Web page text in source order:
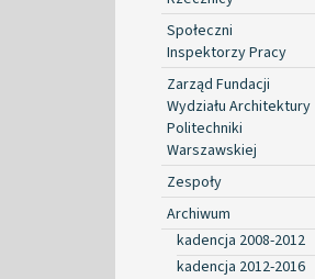
Społeczni
Inspektorzy Pracy
Zarząd Fundacji
Wydziału Architektury
Politechniki
Warszawskiej
Zespoły
Archiwum
kadencja 2008-2012
kadencja 2012-2016